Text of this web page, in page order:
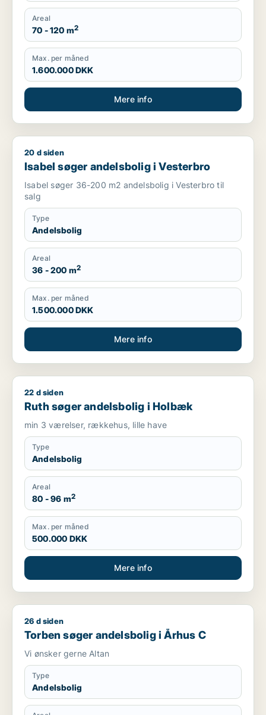
Areal
70 - 120 m2
Max. per måned
1.600.000 DKK
Mere info
Isabel søger andelsbolig i Vesterbro
20 d siden
Isabel søger andelsbolig i Vesterbro
Isabel søger 36-200 m2 andelsbolig i Vesterbro til
salg
Type
Andelsbolig
Areal
36 - 200 m2
Max. per måned
1.500.000 DKK
Mere info
Ruth søger andelsbolig i Holbæk
22 d siden
Ruth søger andelsbolig i Holbæk
min 3 værelser, rækkehus, lille have
Type
Andelsbolig
Areal
80 - 96 m2
Max. per måned
500.000 DKK
Mere info
Torben søger andelsbolig i Århus C
26 d siden
Torben søger andelsbolig i Århus C
Vi ønsker gerne Altan
Type
Andelsbolig